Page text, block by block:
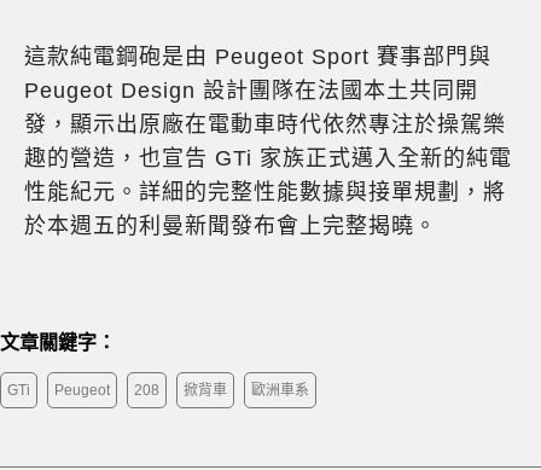
這款純電鋼砲是由 Peugeot Sport 賽事部門與
Peugeot Design 設計團隊在法國本土共同開
發，顯示出原廠在電動車時代依然專注於操駕樂
趣的營造，也宣告 GTi 家族正式邁入全新的純電
性能紀元。詳細的完整性能數據與接單規劃，將
於本週五的利曼新聞發布會上完整揭曉。
文章關鍵字：
GTi Peugeot 208 掀背車 歐洲車系